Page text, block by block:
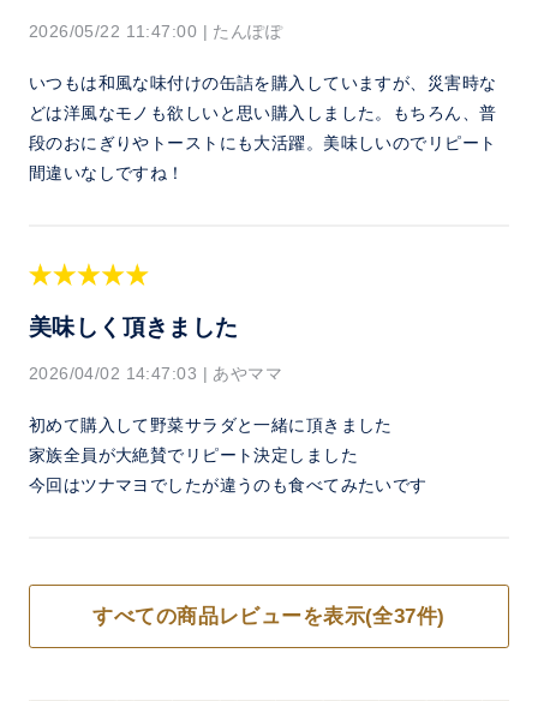
2026/05/22 11:47:00 | たんぽぽ
いつもは和風な味付けの缶詰を購入していますが、災害時な
どは洋風なモノも欲しいと思い購入しました。もちろん、普
段のおにぎりやトーストにも大活躍。美味しいのでリピート
間違いなしですね！
美味しく頂きました
2026/04/02 14:47:03 | あやママ
初めて購入して野菜サラダと一緒に頂きました
家族全員が大絶賛でリピート決定しました
今回はツナマヨでしたが違うのも食べてみたいです
すべての商品レビューを表示(全37件)